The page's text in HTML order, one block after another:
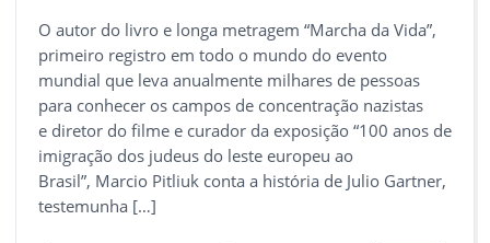
O autor do livro e longa metragem “Marcha da Vida”,
primeiro registro em todo o mundo do evento
mundial que leva anualmente milhares de pessoas
para conhecer os campos de concentração nazistas
e diretor do filme e curador da exposição “100 anos de
imigração dos judeus do leste europeu ao
Brasil”, Marcio Pitliuk conta a história de Julio Gartner,
testemunha […]